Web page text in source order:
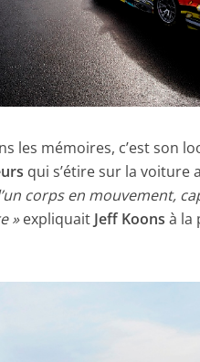
les mémoires, c’est son
qui s’étire sur la voiture
corps en mouvement,
»expliquait Jeff Koons à la